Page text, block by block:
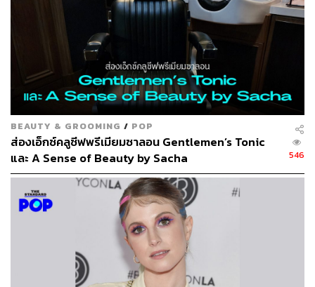
ขั้นตอนตรวจสอบหาพลังงานเส้นผม
We Say:หลังติดต่อเข้ารับบริการทำทรีตเมนต์ เราจะได้สวม
เสื้อคลุมสีขาวสะอาดและนั่งประจำที่บริเวณหน้ากระจกบาน
ใหญ่ภายในร้าน จากนั้นจะมีผู้เชี่ยวชาญด้านเส้นผมของ
Moga เข้ามาตรวจสอบพลังงานเส้นผมด้วยระบบ Hair
Energy Mapping (ระบบนี้พัฒนาโดยผู้เชี่ยวชาญของ System
Professional) มีการส่องกล้องจุลทรรศน์ และใช้แอปพลิเคชัน
เป็นเครื่องมือในการช่วยตรวจสอบและวิเคราะห์พลังงานของ
เส้นผมของเรา หลังจากการตรวจสอบและวิเคราะห์จนทราบ
พลังงานเส้นผมเฉพาะตัวแล้ว ผู้เชี่ยวชาญก็จะสามารถระบุ
Code ออกมาเป็นคอร์สของทรีตเมนต์ รวมถึงรูปแบบของสูตร
การใช้ผลิตภัณฑ์และทรีตเมนต์ที่เหมาะกับเราคนเดียว
BEAUTY & GROOMING / POP
ส่องเอ็กซ์คลูซีฟพรีเมียมซาลอน Gentlemen’s Tonic
และ A Sense of Beauty by Sacha
546